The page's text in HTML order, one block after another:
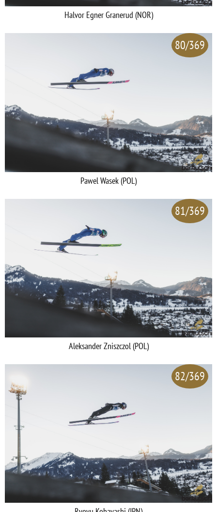
Halvor Egner Granerud (NOR)
80/369
Pawel Wasek (POL)
81/369
Aleksander Zniszczol (POL)
82/369